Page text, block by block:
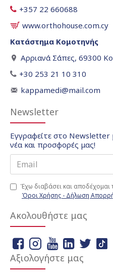
+357 22 660688
www.orthohouse.com.cy
Κατάστημα Κομοτηνής
Αρριανά Σάπες, 69300
+30 253 21 10 310
kappamedi@mail.com
Newsletter
Εγγραφείτε στο Newsletter
νέα και προσφορές μας!
Έχω διαβάσει και αποδέχομαι
Όροι Χρήσης - Δήλωση
Ακολουθήστε μας
Αξιολογήστε μας